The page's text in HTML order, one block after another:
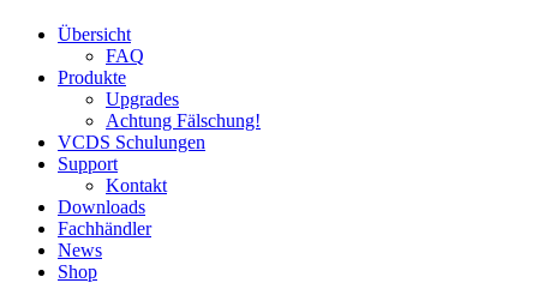
Übersicht
FAQ
Produkte
Upgrades
Achtung Fälschung!
VCDS Schulungen
Support
Kontakt
Downloads
Fachhändler
News
Shop